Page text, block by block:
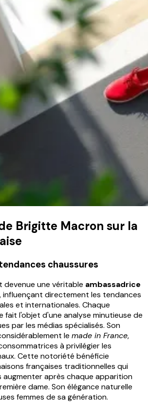
Brigitte Macron sur la
chaussures
devenue une véritable ambassadrice
, influençant directement les tendances
et internationales. Chaque
fait l'objet d'une analyse minutieuse de
par les médias spécialisés. Son
le made in France,
à privilégier les
Cette notoriété bénéficie
françaises traditionnelles qui
augmenter après chaque apparition
dame. Son élégance naturelle
femmes de sa génération.